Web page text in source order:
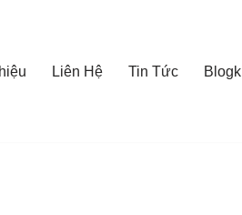
Liên Hệ Tin Tức Blogk